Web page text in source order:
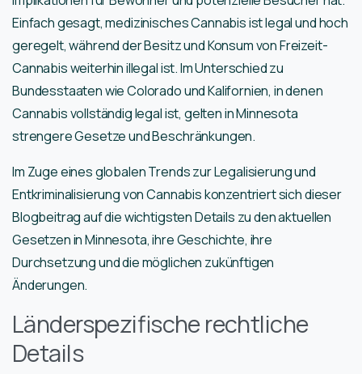
Einfach gesagt, medizinisches Cannabis ist legal und hoch
geregelt, während der Besitz und Konsum von Freizeit-
Cannabis weiterhin illegal ist. Im Unterschied zu
Bundesstaaten wie Colorado und Kalifornien, in denen
Cannabis vollständig legal ist, gelten in Minnesota
strengere Gesetze und Beschränkungen.
Im Zuge eines globalen Trends zur Legalisierung und
Entkriminalisierung von Cannabis konzentriert sich dieser
Blogbeitrag auf die wichtigsten Details zu den aktuellen
Gesetzen in Minnesota, ihre Geschichte, ihre
Durchsetzung und die möglichen zukünftigen
Änderungen.
Länderspezifische rechtliche
Details